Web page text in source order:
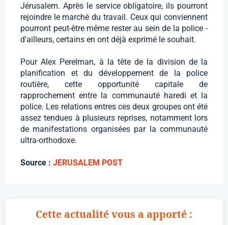
Jérusalem. Après le service obligatoire, ils pourront
rejoindre le marché du travail. Ceux qui conviennent
pourront peut-être même rester au sein de la police -
d'ailleurs, certains en ont déjà exprimé le souhait.
Pour Alex Perelman, à la tête de la division de la
planification et du développement de la police
routière, cette opportunité capitale de
rapprochement entre la communauté haredi et la
police. Les relations entres ces deux groupes ont été
assez tendues à plusieurs reprises, notamment lors
de manifestations organisées par la communauté
ultra-orthodoxe.
Source : JERUSALEM POST
Cette actualité vous a apporté :